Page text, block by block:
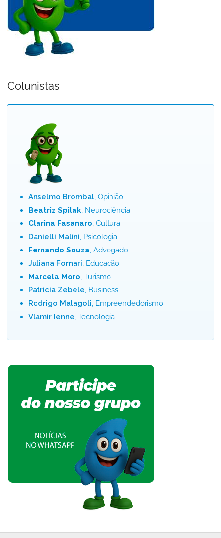
Colunistas
Anselmo Brombal, Opinião
Beatriz Spilak, Neurociência
Clarina Fasanaro, Cultura
Danielli Malini, Psicologia
Fernando Souza, Advogado
Juliana Fornari, Educação
Marcela Moro, Turismo
Patrícia Zebele, Business
Rodrigo Malagoli, Empreendedorismo
Vlamir Ienne, Tecnologia